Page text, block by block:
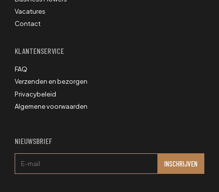
Vacatures
Contact
KLANTENSERVICE
FAQ
Verzenden en bezorgen
Privacybeleid
Algemene voorwaarden
NIEUWSBRIEF